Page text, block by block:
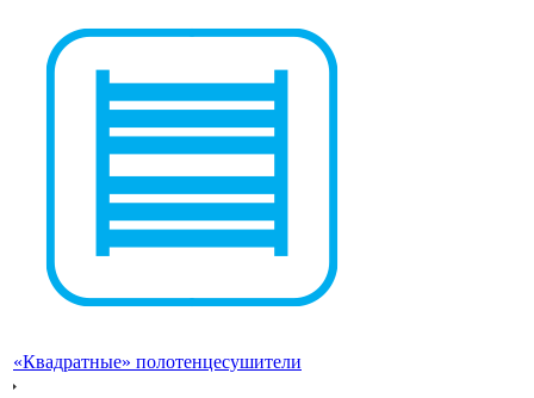
«Квадратные» полотенцесушители